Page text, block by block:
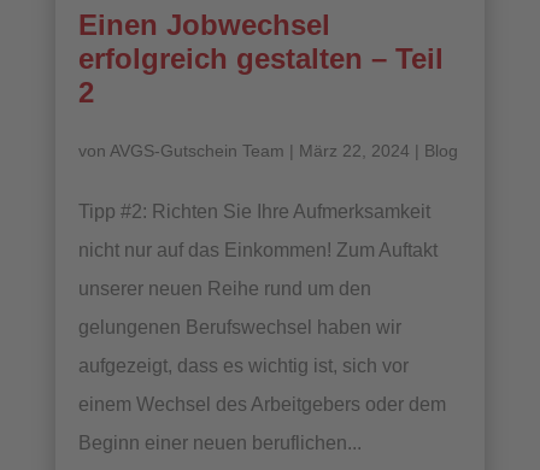
Einen Jobwechsel
erfolgreich gestalten – Teil
2
von AVGS-Gutschein Team | März 22, 2024 | Blog
Tipp #2: Richten Sie Ihre Aufmerksamkeit
nicht nur auf das Einkommen! Zum Auftakt
unserer neuen Reihe rund um den
gelungenen Berufswechsel haben wir
aufgezeigt, dass es wichtig ist, sich vor
einem Wechsel des Arbeitgebers oder dem
Beginn einer neuen beruflichen...